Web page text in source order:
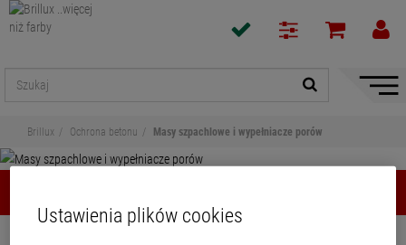
Pokaż
Brillux Ochrona betonu Masy szpachlowe i wypełniacze porów
Ustawienia plików cookies